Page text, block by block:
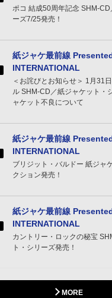
ポコ 結成50周年記念 SHM-CD
ーズ7/25発売！
紙ジャケ最前線
INTERNATIONAL
＜お詫びとお知らせ＞ 1月31
ル SHM-CD／紙ジャケット・
ャケット不良について
紙ジャケ最前線
INTERNATIONAL
ブリジット・バルドー 紙ジャ
クション発売！
紙ジャケ最前線
INTERNATIONAL
カントリー・ロックの秘宝
ト・シリーズ発売！
MORE